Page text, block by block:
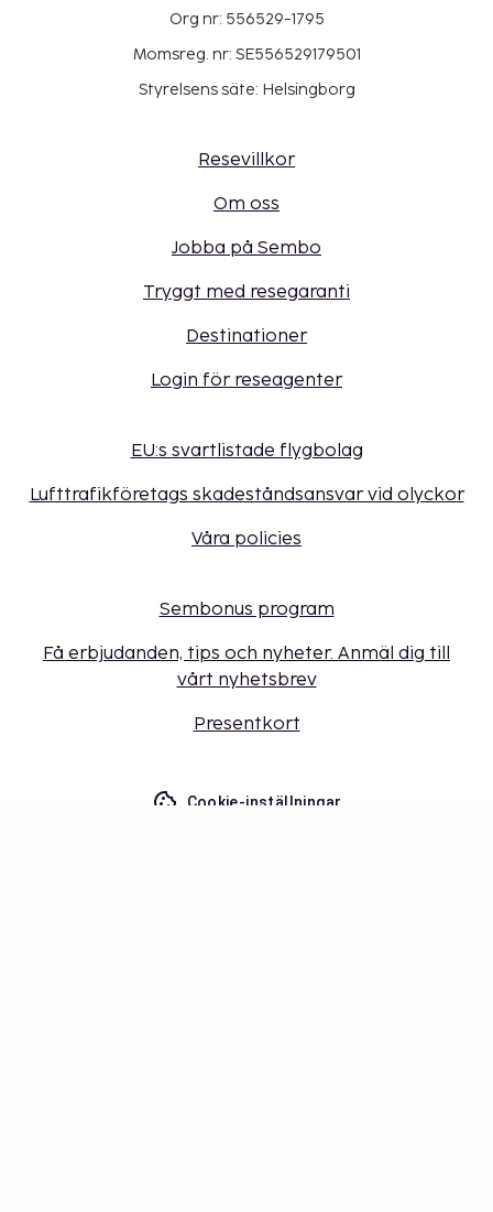
Org nr: 556529-1795
Momsreg. nr: SE556529179501
Styrelsens säte: Helsingborg
Resevillkor
Om oss
Jobba på Sembo
Tryggt med resegaranti
Destinationer
Login för reseagenter
EU:s svartlistade flygbolag
Lufttrafikföretags skadeståndsansvar vid olyckor
Våra policies
Sembonus program
Få erbjudanden, tips och nyheter. Anmäl dig till
vårt nyhetsbrev
Presentkort
Cookie-inställningar